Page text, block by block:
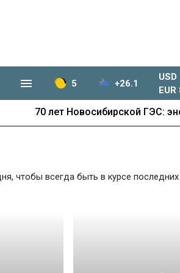
5 +26.1
70 лет Новосибирской ГЭС:
чтобы всегда быть в курсе